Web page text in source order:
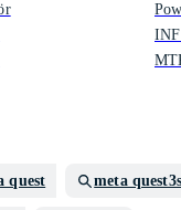
quest meta quest3s